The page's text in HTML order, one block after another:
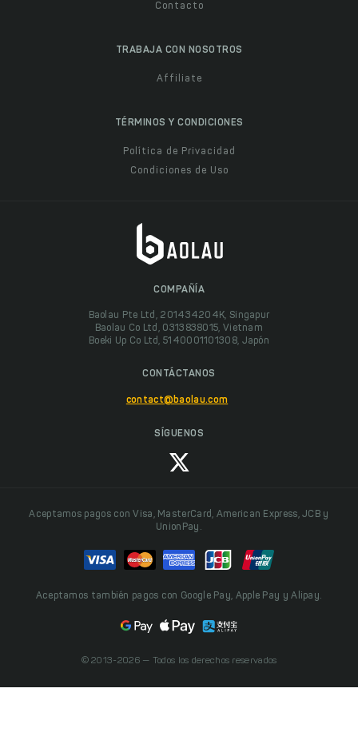
Contacto
TRABAJA CON NOSOTROS
Affiliate
TÉRMINOS Y CONDICIONES
Política de Privacidad
Condiciones de Uso
COMPAÑÍA
Baolau Pte Ltd, 201434204K, Singapur
Baolau Co Ltd, 0313838015, Vietnam
Boeki Up Co Ltd, 5140001101308, Japón
CONTÁCTANOS
contact@baolau.com
SÍGUENOS
Aceptamos pagos con Visa, MasterCard, American Express, JCB y
UnionPay.
Aceptamos también pagos con Google Pay, Apple Pay y Alipay.
© 2013-2026 — Todos los derechos reservados